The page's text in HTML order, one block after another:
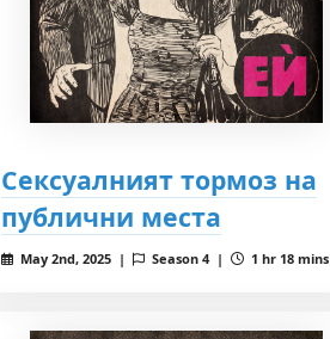
Сексуалният тормоз на
публични места
May 2nd, 2025 | Season 4 | 1 hr 18 mins